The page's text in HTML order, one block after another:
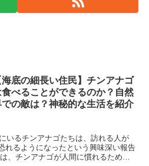
海底の細長い住民】チンアナゴ
食べることができるのか？自然
での敵は？神秘的な生活を紹介
いるチンアナゴたちは、訪れる人が
れるようになったという興味深い報告
、チンアナゴが人間に慣れるため